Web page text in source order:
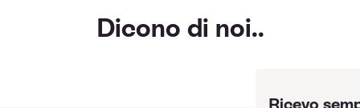
Dicono di noi..
Ricevo sempre